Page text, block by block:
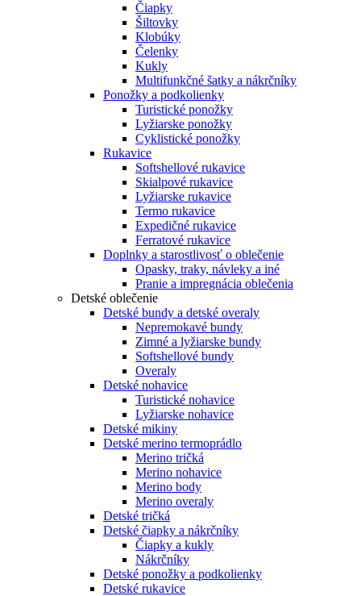
Čiapky
Šiltovky
Klobúky
Čelenky
Kukly
Multifunkčné šatky a nákrčníky
Ponožky a podkolienky
Turistické ponožky
Lyžiarske ponožky
Cyklistické ponožky
Rukavice
Softshellové rukavice
Skialpové rukavice
Lyžiarske rukavice
Termo rukavice
Expedičné rukavice
Ferratové rukavice
Doplnky a starostlivosť o oblečenie
Opasky, traky, návleky a iné
Pranie a impregnácia oblečenia
Detské oblečenie
Detské bundy a detské overaly
Nepremokavé bundy
Zimné a lyžiarske bundy
Softshellové bundy
Overaly
Detské nohavice
Turistické nohavice
Lyžiarske nohavice
Detské mikiny
Detské merino termoprádlo
Merino tričká
Merino nohavice
Merino body
Merino overaly
Detské tričká
Detské čiapky a nákrčníky
Čiapky a kukly
Nákrčníky
Detské ponožky a podkolienky
Detské rukavice